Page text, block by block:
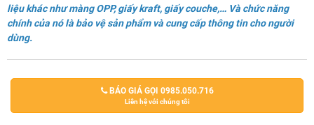
liệu khác như màng OPP, giấy kraft, giấy couche,… Và chức năng
chính của nó là bảo vệ sản phẩm và cung cấp thông tin cho người
dùng.
BÁO GIÁ GỌI 0985.050.716
Liên hệ với chúng tôi